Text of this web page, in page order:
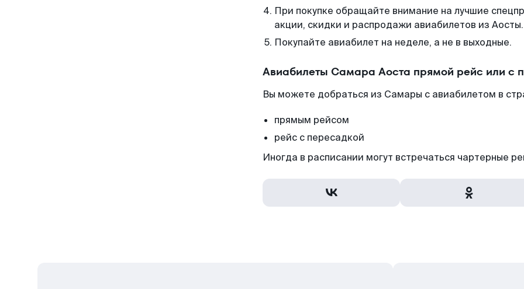
При покупке обращайте внимание на лучшие
акции, скидки и распродажи авиабилетов из Аосты.
Покупайте авиабилет на неделе, а не в выходные.
Авиабилеты Самара Аоста прямой рейс или с
Вы можете добраться из Самары с авиабилетом в
прямым рейсом
рейс с пересадкой
Иногда в расписании могут встречаться чартерные